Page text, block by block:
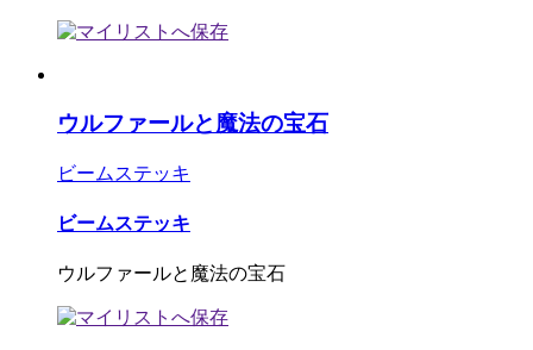
ウルファールと魔法の宝石
ビームステッキ
ビームステッキ
ウルファールと魔法の宝石